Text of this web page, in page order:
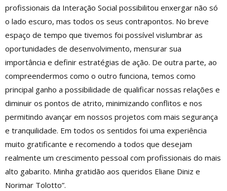
profissionais da Interação Social possibilitou enxergar não só
o lado escuro, mas todos os seus contrapontos. No breve
espaço de tempo que tivemos foi possível vislumbrar as
oportunidades de desenvolvimento, mensurar sua
importância e definir estratégias de ação. De outra parte, ao
compreendermos como o outro funciona, temos como
principal ganho a possibilidade de qualificar nossas relações e
diminuir os pontos de atrito, minimizando conflitos e nos
permitindo avançar em nossos projetos com mais segurança
e tranquilidade. Em todos os sentidos foi uma experiência
muito gratificante e recomendo a todos que desejam
realmente um crescimento pessoal com profissionais do mais
alto gabarito. Minha gratidão aos queridos Eliane Diniz e
Norimar Tolotto”.